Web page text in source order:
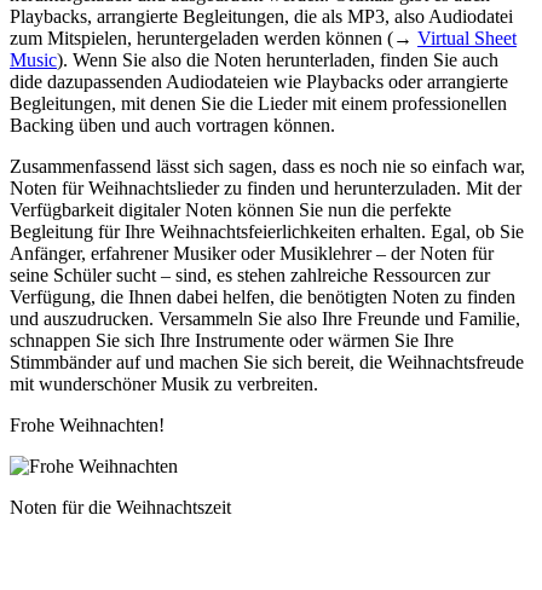
Playbacks, arrangierte Begleitungen, die als MP3, also Audiodatei
zum Mitspielen, heruntergeladen werden können (→ Virtual Sheet
Music). Wenn Sie also die Noten herunterladen, finden Sie auch
dide dazupassenden Audiodateien wie Playbacks oder arrangierte
Begleitungen, mit denen Sie die Lieder mit einem professionellen
Backing üben und auch vortragen können.
Zusammenfassend lässt sich sagen, dass es noch nie so einfach war,
Noten für Weihnachtslieder zu finden und herunterzuladen. Mit der
Verfügbarkeit digitaler Noten können Sie nun die perfekte
Begleitung für Ihre Weihnachtsfeierlichkeiten erhalten. Egal, ob Sie
Anfänger, erfahrener Musiker oder Musiklehrer – der Noten für
seine Schüler sucht – sind, es stehen zahlreiche Ressourcen zur
Verfügung, die Ihnen dabei helfen, die benötigten Noten zu finden
und auszudrucken. Versammeln Sie also Ihre Freunde und Familie,
schnappen Sie sich Ihre Instrumente oder wärmen Sie Ihre
Stimmbänder auf und machen Sie sich bereit, die Weihnachtsfreude
mit wunderschöner Musik zu verbreiten.
Frohe Weihnachten!
Noten für die Weihnachtszeit